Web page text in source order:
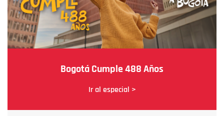
Bogotá Cumple 488 Años
Ir al especial >